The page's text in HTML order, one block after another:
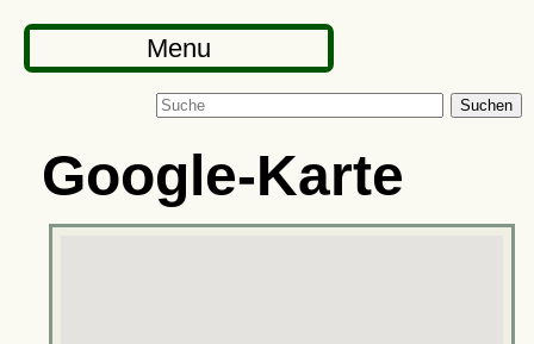
Menu
Suchen
Google-Karte